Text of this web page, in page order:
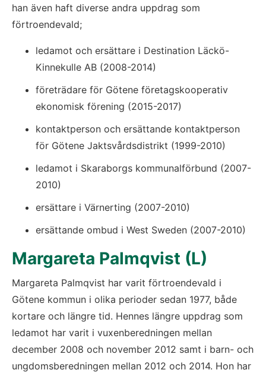
han även haft diverse andra uppdrag som
förtroendevald;
ledamot och ersättare i Destination Läckö-
Kinnekulle AB (2008-2014)
företrädare för Götene företagskooperativ
ekonomisk förening (2015-2017)
kontaktperson och ersättande kontaktperson
för Götene Jaktsvårdsdistrikt (1999-2010)
ledamot i Skaraborgs kommunalförbund (2007-
2010)
ersättare i Värnerting (2007-2010)
ersättande ombud i West Sweden (2007-2010)
Margareta Palmqvist (L)
Margareta Palmqvist har varit förtroendevald i
Götene kommun i olika perioder sedan 1977, både
kortare och längre tid. Hennes längre uppdrag som
ledamot har varit i vuxenberedningen mellan
december 2008 och november 2012 samt i barn- och
ungdomsberedningen mellan 2012 och 2014. Hon har